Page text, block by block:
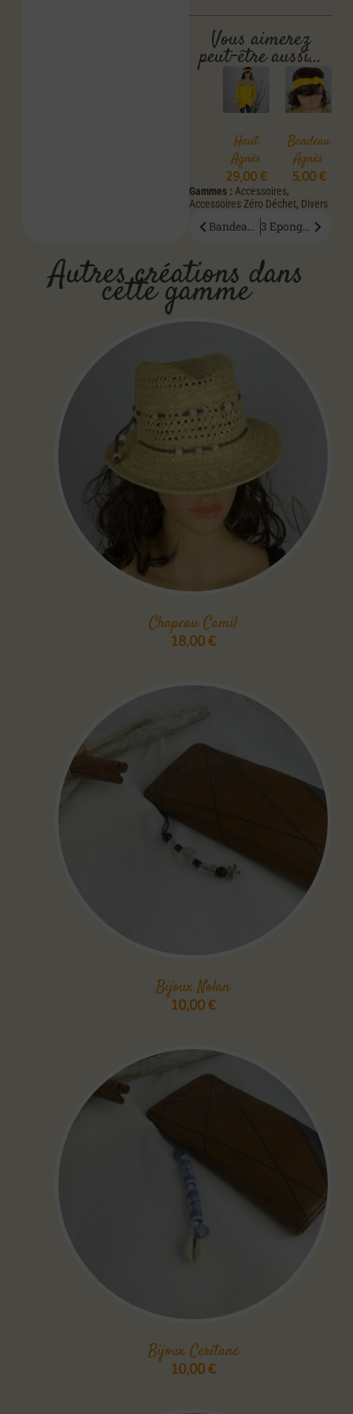
Vous aimerez
peut-être aussi…
Haut
Agnès
29,00 €
Bandeau
Agnès
5,00 €
Gammes : Accessoires,
Accessoires Zéro Déchet, Divers
Bandeau Agnès 3 Eponges Démaquillantes Orme
Autres créations dans
cette gamme
Chapeau Camil
18,00€
Bijoux Nolan
10,00€
Bijoux Ceritane
10,00€